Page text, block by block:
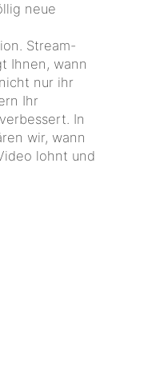
neue
Stream-
Ihnen, wann
nur ihr
Ihr
In
wir, wann
lohnt und